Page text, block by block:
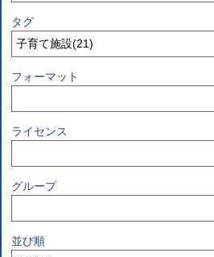
タグ
フォーマット
ライセンス
グループ
並び順